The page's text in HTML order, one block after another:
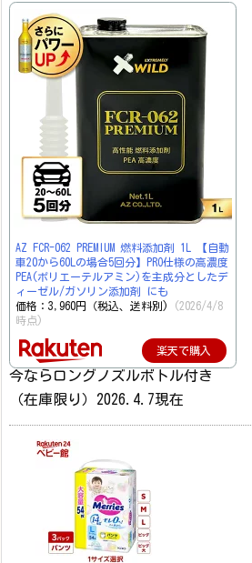
AZ FCR-062 PREMIUM 燃料添加剤 1L 【自動
車20から60Lの場合5回分】PRO仕様の高濃度
PEA(ポリエーテルアミン)を主成分としたデ
ィーゼル/ガソリン添加剤 にも
価格：3,960円（税込、送料別)
(2026/4/8
時点)
楽天で購入
今ならロングノズルボトル付き
（在庫限り）2026.4.7現在